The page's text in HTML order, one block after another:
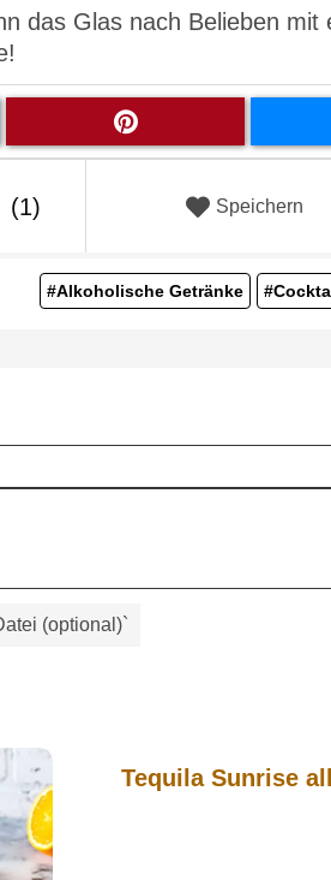
das Glas nach Belieben
(1) Speichern
#Alkoholische Getränke
(optional)`
Tequila Sunrise